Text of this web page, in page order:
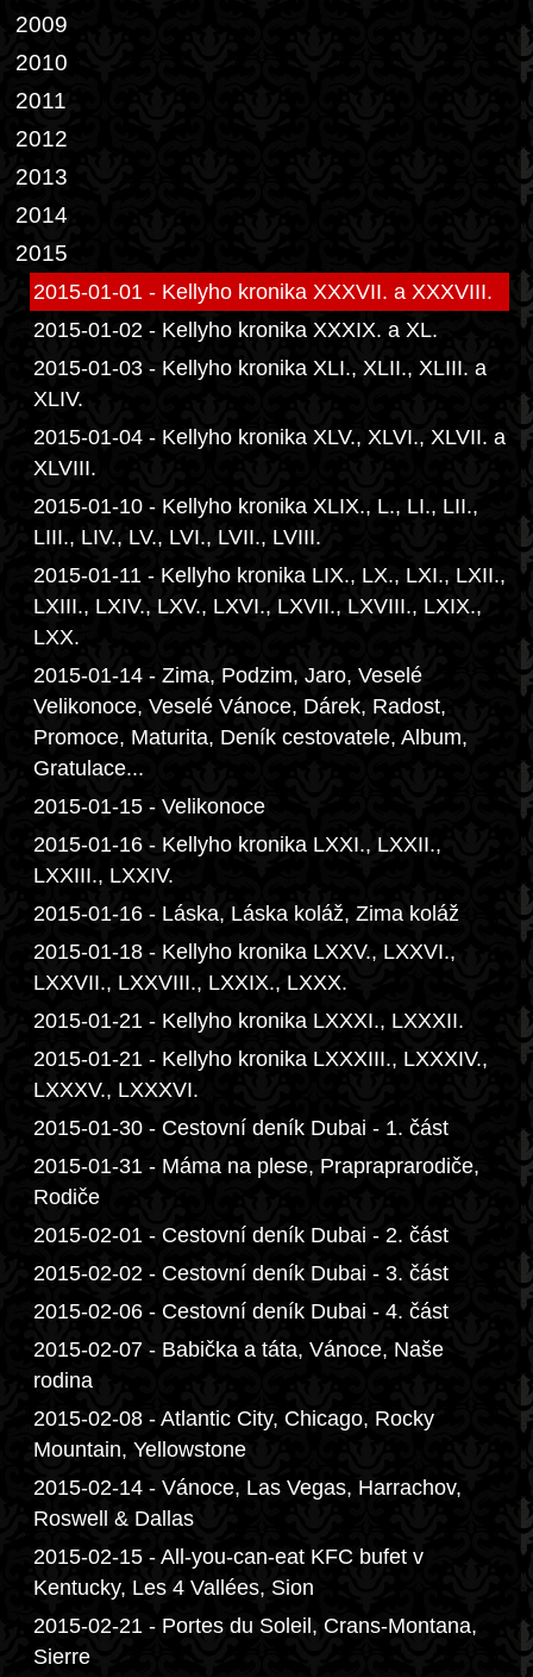
2009
2010
2011
2012
2013
2014
2015
2015-01-01 - Kellyho kronika XXXVII. a XXXVIII.
2015-01-02 - Kellyho kronika XXXIX. a XL.
2015-01-03 - Kellyho kronika XLI., XLII., XLIII. a
XLIV.
2015-01-04 - Kellyho kronika XLV., XLVI., XLVII. a
XLVIII.
2015-01-10 - Kellyho kronika XLIX., L., LI., LII.,
LIII., LIV., LV., LVI., LVII., LVIII.
2015-01-11 - Kellyho kronika LIX., LX., LXI., LXII.,
LXIII., LXIV., LXV., LXVI., LXVII., LXVIII., LXIX.,
LXX.
2015-01-14 - Zima, Podzim, Jaro, Veselé
Velikonoce, Veselé Vánoce, Dárek, Radost,
Promoce, Maturita, Deník cestovatele, Album,
Gratulace...
2015-01-15 - Velikonoce
2015-01-16 - Kellyho kronika LXXI., LXXII.,
LXXIII., LXXIV.
2015-01-16 - Láska, Láska koláž, Zima koláž
2015-01-18 - Kellyho kronika LXXV., LXXVI.,
LXXVII., LXXVIII., LXXIX., LXXX.
2015-01-21 - Kellyho kronika LXXXI., LXXXII.
2015-01-21 - Kellyho kronika LXXXIII., LXXXIV.,
LXXXV., LXXXVI.
2015-01-30 - Cestovní deník Dubai - 1. část
2015-01-31 - Máma na plese, Prapraprarodiče,
Rodiče
2015-02-01 - Cestovní deník Dubai - 2. část
2015-02-02 - Cestovní deník Dubai - 3. část
2015-02-06 - Cestovní deník Dubai - 4. část
2015-02-07 - Babička a táta, Vánoce, Naše
rodina
2015-02-08 - Atlantic City, Chicago, Rocky
Mountain, Yellowstone
2015-02-14 - Vánoce, Las Vegas, Harrachov,
Roswell & Dallas
2015-02-15 - All-you-can-eat KFC bufet v
Kentucky, Les 4 Vallées, Sion
2015-02-21 - Portes du Soleil, Crans-Montana,
Sierre